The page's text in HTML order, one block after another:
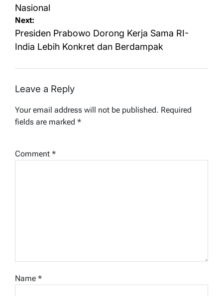
Nasional
Next:
Presiden Prabowo Dorong Kerja Sama RI-
India Lebih Konkret dan Berdampak
Leave a Reply
Your email address will not be published. Required
fields are marked *
Comment *
Name *